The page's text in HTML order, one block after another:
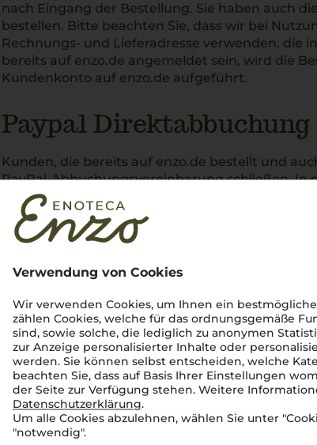
Verwendung von Cookies
Wir verwenden Cookies, um Ihnen ein
zählen Cookies, welche für das ordnungsgemäße
sind, sowie solche, die lediglich zu anonymen
zur Anzeige personalisierter Inhalte oder
werden. Sie können selbst entscheiden, welche
beachten Sie, dass auf Basis Ihrer Einstellungen
der Seite zur Verfügung stehen. Weitere
Datenschutzerklärung.
Um alle Cookies abzulehnen, wählen Sie unter
"notwendig".
nach Eingang der Bestellung. Sie haben auch
bestellen. Bitte beachten Sie, dass wir bei
Rechnungs- und Lieferadresse verwenden, die
bereits auf enzo.de angemeldet sein, wird die
Kundenkonto auf enzo.de aufgeführt.
Paypal Direktabbuchung
Kunden, die bereits auf enzo.de bestellt und
PayPal-Abbuchungsvereinbarung schließen. In
PayPal die entsprechenden Beträge direkt bei
weitergeleitet werden und sich dort einloggen
PayPal-Bestellung auf der Zahlungsseite im
alle zukünftigen Einkäufe, die Sie mit PayPal
bevorzugte Zahlungsquelle genutzt. Diese
kündigen. Es gelten die PayPal-
Bankeinzug/Lastschrift
Anstatt den Rechnungsbetrag selbst zu
Konto einziehen. Dazu teilen Sie uns im
Dann brauchen Sie sich um nichts weiter zu
automatisch und bequem von Ihrem Konto
dass wir uns eine Prüfung dieser